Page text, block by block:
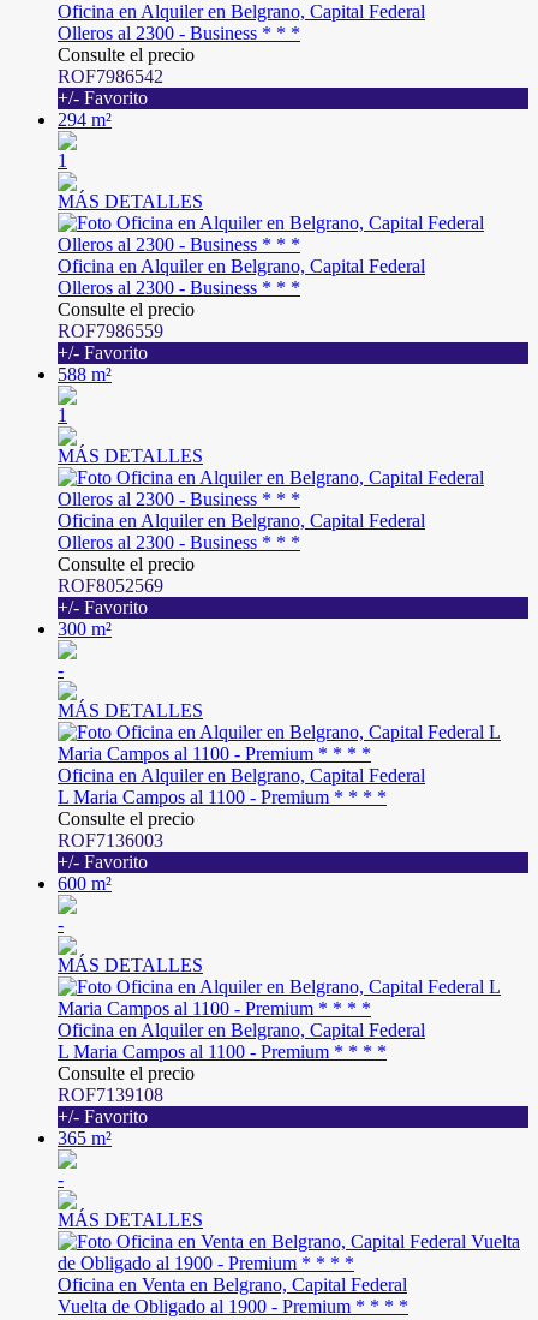
Oficina en Alquiler en Belgrano, Capital Federal
Olleros al 2300 - Business * * *
Consulte el precio
ROF7986542
+/- Favorito
294 m²
1
MÁS DETALLES
Oficina en Alquiler en Belgrano, Capital Federal
Olleros al 2300 - Business * * *
Consulte el precio
ROF7986559
+/- Favorito
588 m²
1
MÁS DETALLES
Oficina en Alquiler en Belgrano, Capital Federal
Olleros al 2300 - Business * * *
Consulte el precio
ROF8052569
+/- Favorito
300 m²
-
MÁS DETALLES
Oficina en Alquiler en Belgrano, Capital Federal
L Maria Campos al 1100 - Premium * * * *
Consulte el precio
ROF7136003
+/- Favorito
600 m²
-
MÁS DETALLES
Oficina en Alquiler en Belgrano, Capital Federal
L Maria Campos al 1100 - Premium * * * *
Consulte el precio
ROF7139108
+/- Favorito
365 m²
-
MÁS DETALLES
Oficina en Venta en Belgrano, Capital Federal
Vuelta de Obligado al 1900 - Premium * * * *